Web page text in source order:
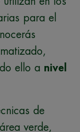
para el
ello a nivel
de
verde,